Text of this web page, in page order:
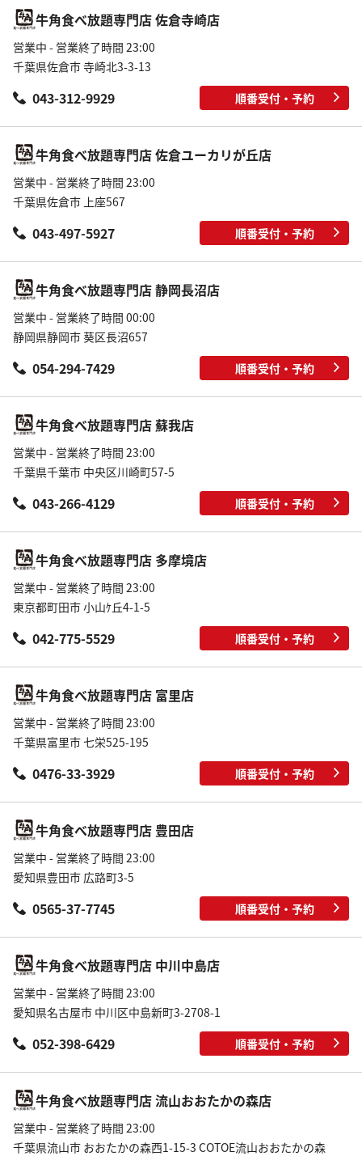
牛角食べ放題専門店 佐倉寺崎店
営業中 - 営業終了時間 23:00
千葉県佐倉市 寺崎北3-3-13
043-312-9929 順番受付・予約
牛角食べ放題専門店 佐倉ユーカリが丘店
営業中 - 営業終了時間 23:00
千葉県佐倉市 上座567
043-497-5927 順番受付・予約
牛角食べ放題専門店 静岡長沼店
営業中 - 営業終了時間 00:00
静岡県静岡市 葵区長沼657
054-294-7429 順番受付・予約
牛角食べ放題専門店 蘇我店
営業中 - 営業終了時間 23:00
千葉県千葉市 中央区川崎町57-5
043-266-4129 順番受付・予約
牛角食べ放題専門店 多摩境店
営業中 - 営業終了時間 23:00
東京都町田市 小山ｹ丘4-1-5
042-775-5529 順番受付・予約
牛角食べ放題専門店 富里店
営業中 - 営業終了時間 23:00
千葉県富里市 七栄525-195
0476-33-3929 順番受付・予約
牛角食べ放題専門店 豊田店
営業中 - 営業終了時間 23:00
愛知県豊田市 広路町3-5
0565-37-7745 順番受付・予約
牛角食べ放題専門店 中川中島店
営業中 - 営業終了時間 23:00
愛知県名古屋市 中川区中島新町3-2708-1
052-398-6429 順番受付・予約
牛角食べ放題専門店 流山おおたかの森店
営業中 - 営業終了時間 23:00
千葉県流山市 おおたかの森西1-15-3 COTOE流山おおたかの森